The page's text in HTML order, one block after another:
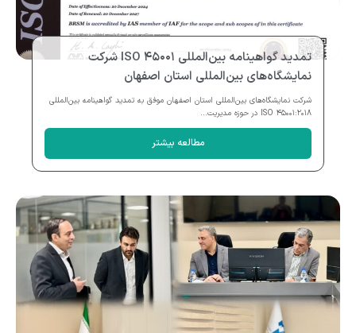
تمدید گواهینامه بین‌المللی ISO ۴۵۰۰۱ شرکت
نمایشگاه‌های بین‌المللی استان اصفهان
شرکت نمایشگاه‌های بین‌المللی استان اصفهان موفق به تمدید گواهینامه بین‌المللی
ISO ۴۵۰۰۱:۲۰۱۸ در حوزه مدیریت...
مطالعه بیشتر